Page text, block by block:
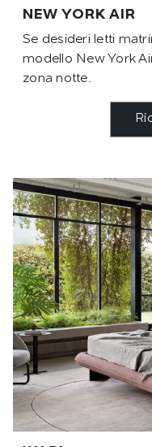
NEW YORK AIR
Se desideri letti
modello New York
zona notte.